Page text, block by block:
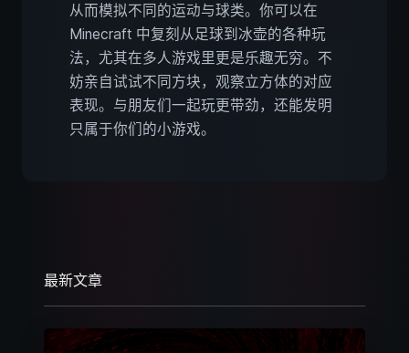
从而模拟不同的运动与球类。你可以在
Minecraft 中复刻从足球到冰壶的各种玩
法，尤其在多人游戏里更是乐趣无穷。不
妨亲自试试不同方块，观察立方体的对应
表现。与朋友们一起玩更带劲，还能发明
只属于你们的小游戏。
最新文章